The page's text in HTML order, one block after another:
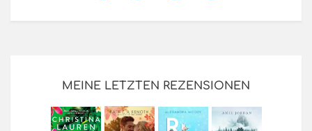
MEINE LETZTEN REZENSIONEN